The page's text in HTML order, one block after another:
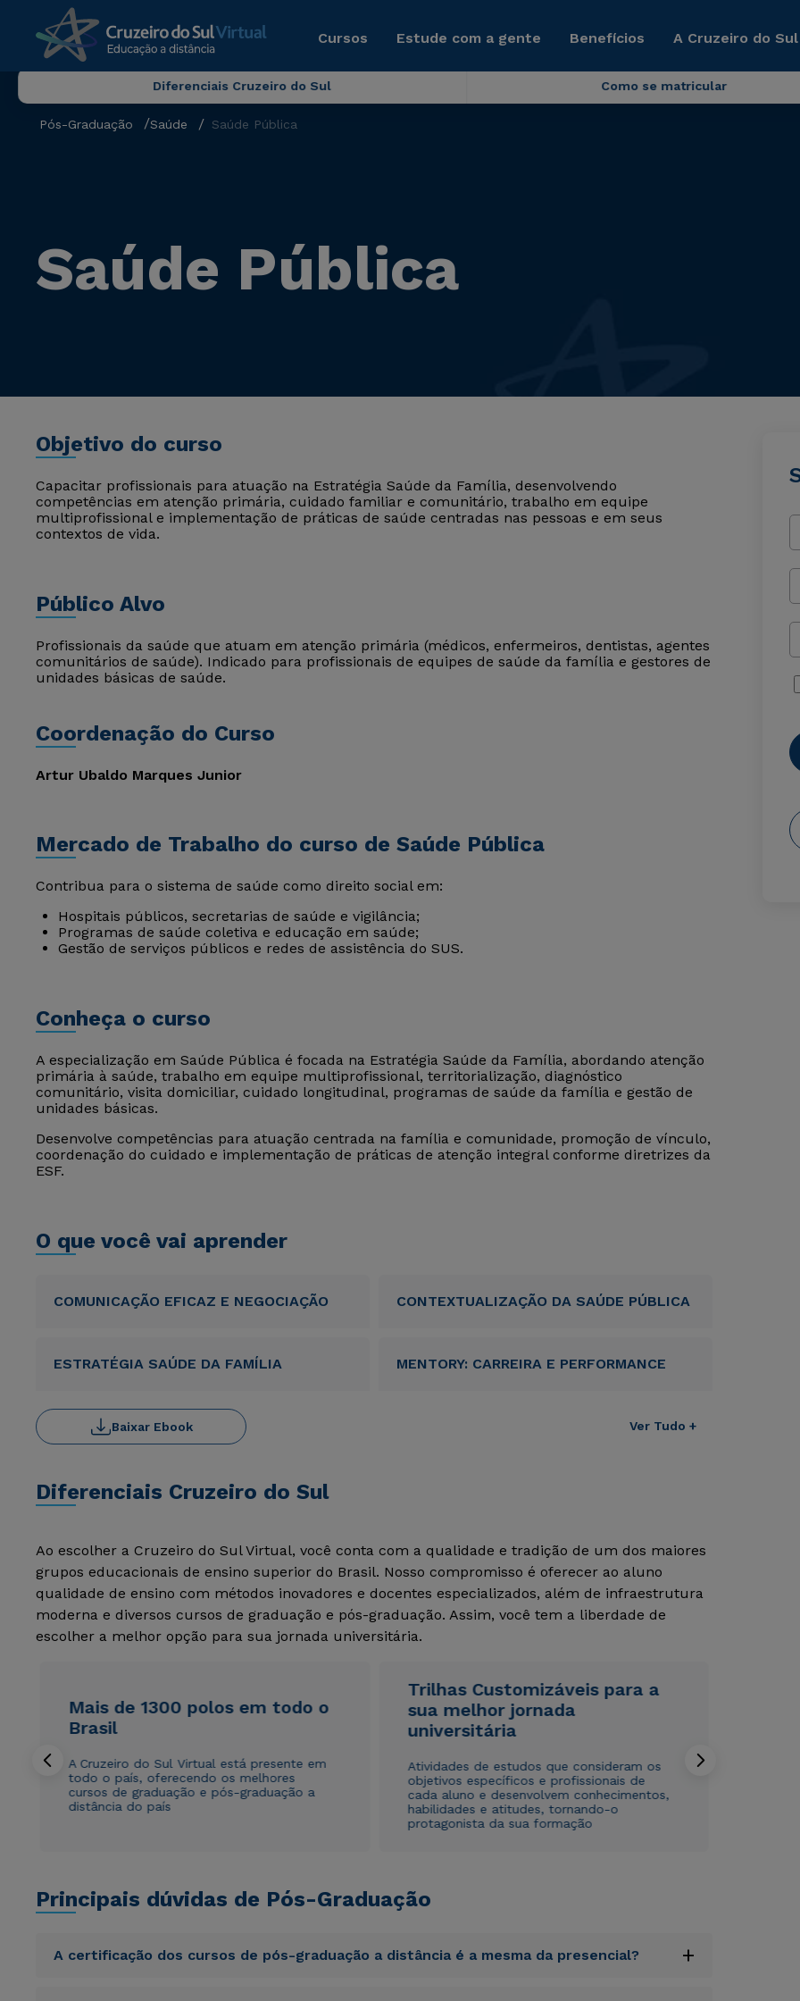
Cursos Estude com a gente Benefícios A Cruzeiro do
Diferenciais Cruzeiro do Sul Como se matricular
Pós-Graduação Saúde Saúde Pública
Saúde Pública
Objetivo do curso
Capacitar profissionais para atuação na Estratégia Saúde da Família, desenvolvendo
competências em atenção primária, cuidado familiar e comunitário, trabalho em equipe
multiprofissional e implementação de práticas de saúde centradas nas pessoas e em seus
contextos de vida.
Público Alvo
Profissionais da saúde que atuam em atenção primária (médicos, enfermeiros, dentistas, agentes
comunitários de saúde). Indicado para profissionais de equipes de saúde da família e gestores de
unidades básicas de saúde.
Coordenação do Curso
Artur Ubaldo Marques Junior
Mercado de Trabalho do curso de Saúde Pública
Contribua para o sistema de saúde como direito social em:
Hospitais públicos, secretarias de saúde e vigilância;
Programas de saúde coletiva e educação em saúde;
Gestão de serviços públicos e redes de assistência do SUS.
Conheça o curso
A especialização em Saúde Pública é focada na Estratégia Saúde da Família, abordando atenção
primária à saúde, trabalho em equipe multiprofissional, territorialização, diagnóstico
comunitário, visita domiciliar, cuidado longitudinal, programas de saúde da família e gestão de
unidades básicas.
Desenvolve competências para atuação centrada na família e comunidade, promoção de vínculo,
coordenação do cuidado e implementação de práticas de atenção integral conforme diretrizes da
ESF.
O que você vai aprender
COMUNICAÇÃO EFICAZ E NEGOCIAÇÃO CONTEXTUALIZAÇÃO DA SAÚDE PÚBLICA
ESTRATÉGIA SAÚDE DA FAMÍLIA MENTORY: CARREIRA E PERFORMANCE
Ver Tudo +
Baixar Ebook
Diferenciais Cruzeiro do Sul
Ao escolher a Cruzeiro do Sul Virtual, você conta com a qualidade e tradição de um dos maiores
grupos educacionais de ensino superior do Brasil. Nosso compromisso é oferecer ao aluno
qualidade de ensino com métodos inovadores e docentes especializados, além de infraestrutura
moderna e diversos cursos de graduação e pós-graduação. Assim, você tem a liberdade de
escolher a melhor opção para sua jornada universitária.
Mais de 1300 polos em todo o
Brasil
A Cruzeiro do Sul Virtual está presente em
todo o país, oferecendo os melhores
cursos de graduação e pós-graduação a
distância do país
Trilhas Customizáveis para a
sua melhor jornada
universitária
Atividades de estudos que consideram os
objetivos específicos e profissionais de
cada aluno e desenvolvem conhecimentos,
habilidades e atitudes, tornando-o
protagonista da sua formação
Principais dúvidas de Pós-Graduação
A certificação dos cursos de pós-graduação a distância é a mesma da presencial? +
Rápido e fácil
Estou de acordo com a Política de Privacidade.
autorizo que meus dados sejam utilizados para o
Rápido e fácil
Estou de acordo com a Política de Privacidade.
autorizo que meus dados sejam utilizados para o